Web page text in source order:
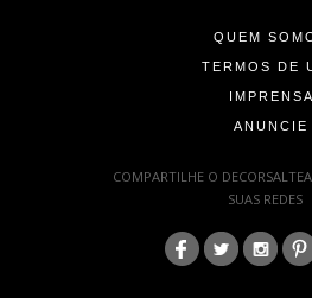
QUEM
TERMOS DE
IMPRENSA
ANUNCIE
COMPARTILHE O
SUAS REDES